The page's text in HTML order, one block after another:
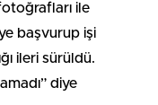
ile
başvurup işi
ileri sürüldü.
diye